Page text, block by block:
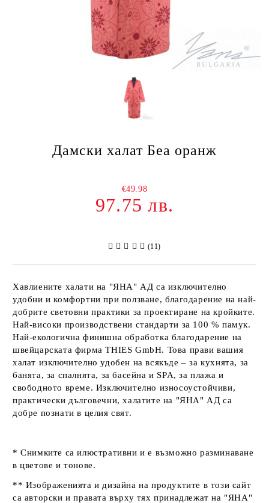
Дамски халат Беа оранж
€49.98
97.75 лв.
(11)
Хавлиените халати на "ЯНА" АД са изключително
удобни и комфортни при ползване, благодарение на най-
добрите световни практики за проектиране на кройките.
Най-високи производствени стандарти за 100 % памук.
Най-екологична финишна обработка благодарение на
швейцарската фирмаTHIES GmbH. Това прави вашия
халат изключително удобен на всякъде – за кухнята, за
банята, за спалнята, за басейна и SPA, за плажа и
свободното време. Изключително износоустойчиви,
практически дълговечни, халатите на "ЯНА" АД са
добре познати в целия свят.
* Снимките са илюстративни и е възможно разминаване
в цветове и тонове.
** Изображенията и дизайна на продуктите в този сайт
са авторски и правата върху тях принадлежат на "ЯНА"